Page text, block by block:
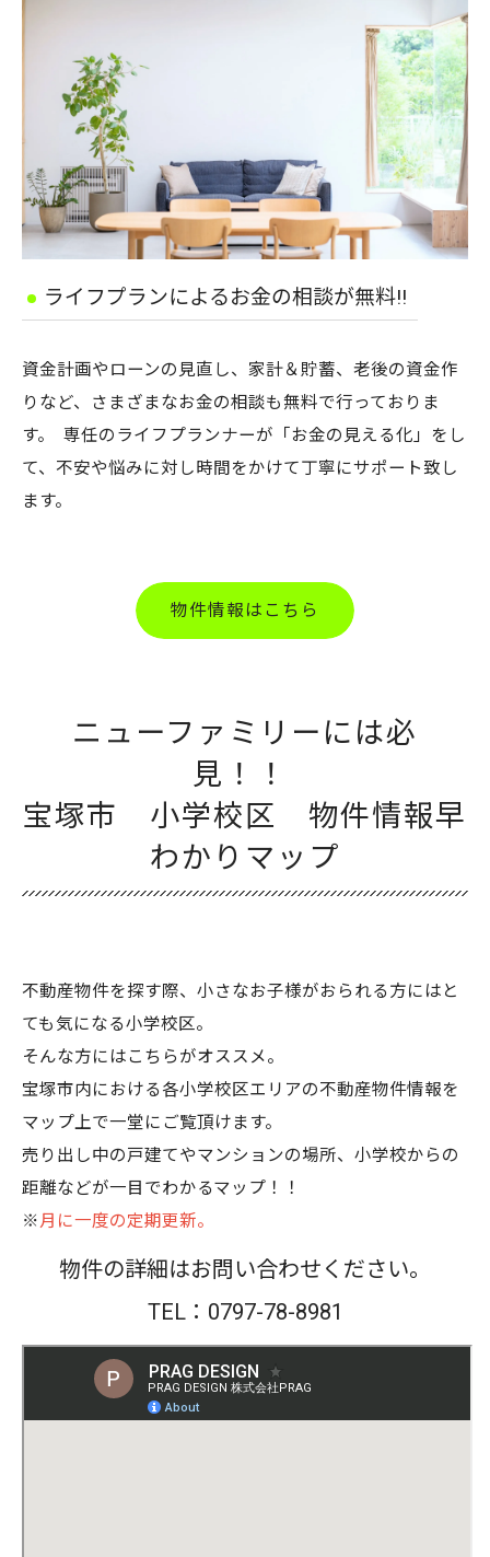
ライフプランによるお金の相談が無料!!
資金計画やローンの見直し、家計＆貯蓄、老後の資金作
りなど、さまざまなお金の相談も無料で行っておりま
す。 専任のライフプランナーが「お金の見える化」をし
て、不安や悩みに対し時間をかけて丁寧にサポート致し
ます。
物件情報はこちら
ニューファミリーには必
見！！
宝塚市 小学校区 物件情報早
わかりマップ
不動産物件を探す際、小さなお子様がおられる方にはと
ても気になる小学校区。
そんな方にはこちらがオススメ。
宝塚市内における各小学校区エリアの不動産物件情報を
マップ上で一堂にご覧頂けます。
売り出し中の戸建てやマンションの場所、小学校からの
距離などが一目でわかるマップ！！
※月に一度の定期更新。
物件の詳細はお問い合わせください。
TEL：0797-78-8981